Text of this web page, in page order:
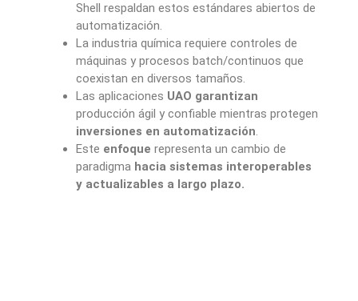
Shell respaldan estos estándares abiertos de
automatización.
La industria química requiere controles de
máquinas y procesos batch/continuos que
coexistan en diversos tamaños.
Las aplicaciones UAO garantizan
producción ágil y confiable mientras protegen
inversiones en automatización.
Este enfoque representa un cambio de
paradigma hacia sistemas interoperables
y actualizables a largo plazo.